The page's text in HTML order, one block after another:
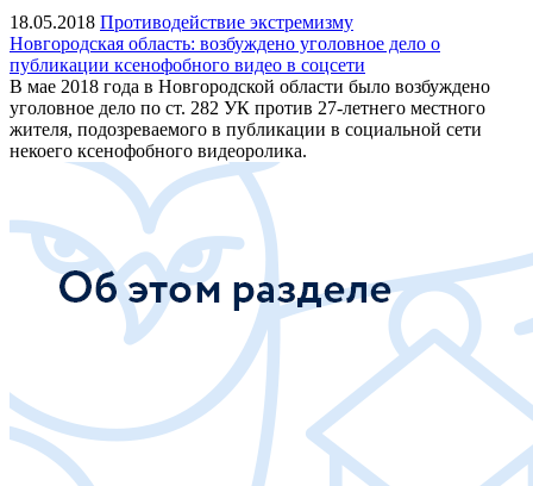
18.05.2018 Противодействие экстремизму
Новгородская область: возбуждено уголовное дело о
публикации ксенофобного видео в соцсети
В мае 2018 года в Новгородской области было возбуждено
уголовное дело по ст. 282 УК против 27-летнего местного
жителя, подозреваемого в публикации в социальной сети
некоего ксенофобного видеоролика.